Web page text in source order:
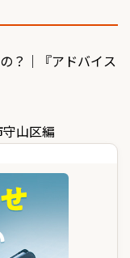
？｜『アドバイス
山区編